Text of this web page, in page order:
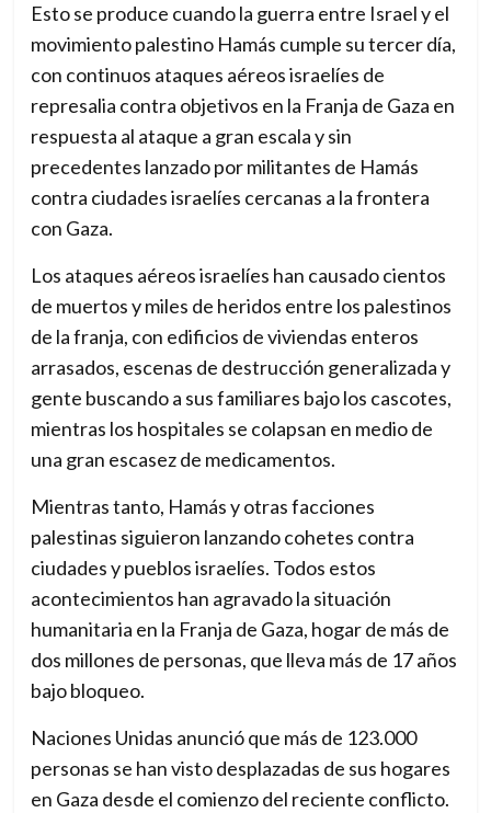
o
e
n
c
a
m
b
i
o
–
T
i
n
t
e
r
n
a
t
o
Esto se produce cuando la guerra entre Israel y el
movimiento palestino Hamás cumple su tercer día,
con continuos ataques aéreos israelíes de
represalia contra objetivos en la Franja de Gaza en
respuesta al ataque a gran escala y sin
precedentes lanzado por militantes de Hamás
contra ciudades israelíes cercanas a la frontera
con Gaza.
Los ataques aéreos israelíes han causado cientos
de muertos y miles de heridos entre los palestinos
de la franja, con edificios de viviendas enteros
arrasados, escenas de destrucción generalizada y
gente buscando a sus familiares bajo los cascotes,
mientras los hospitales se colapsan en medio de
una gran escasez de medicamentos.
Mientras tanto, Hamás y otras facciones
palestinas siguieron lanzando cohetes contra
ciudades y pueblos israelíes. Todos estos
acontecimientos han agravado la situación
humanitaria en la Franja de Gaza, hogar de más de
dos millones de personas, que lleva más de 17 años
bajo bloqueo.
Naciones Unidas anunció que más de 123.000
personas se han visto desplazadas de sus hogares
en Gaza desde el comienzo del reciente conflicto.